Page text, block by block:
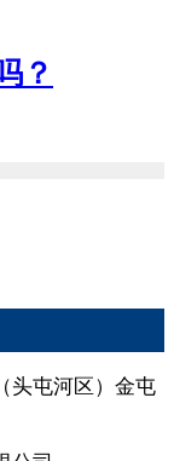
？
头屯河区）金屯